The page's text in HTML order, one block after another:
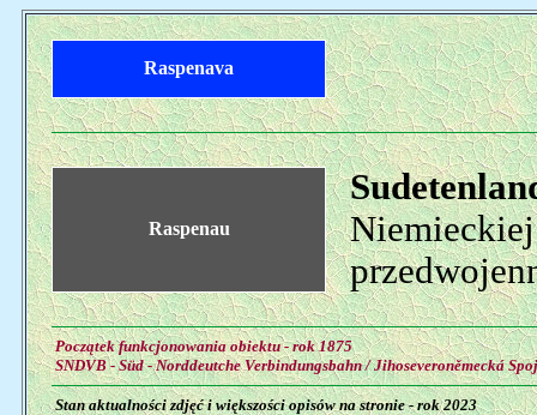
Raspenava
Raspenau
Początek funkcjonowania obiektu - rok 1875
SNDVB - Süd - Norddeutche Verbindungsbahn / Jihoseveroněmecká
Stan aktualności zdjęć i większości opisów na stronie - rok 2023